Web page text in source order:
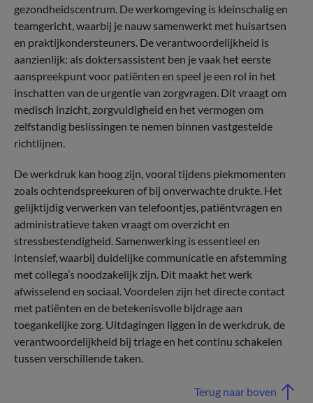
gezondheidscentrum. De werkomgeving is kleinschalig en
teamgericht, waarbij je nauw samenwerkt met huisartsen
en praktijkondersteuners. De verantwoordelijkheid is
aanzienlijk: als doktersassistent ben je vaak het eerste
aanspreekpunt voor patiënten en speel je een rol in het
inschatten van de urgentie van zorgvragen. Dit vraagt om
medisch inzicht, zorgvuldigheid en het vermogen om
zelfstandig beslissingen te nemen binnen vastgestelde
richtlijnen.
De werkdruk kan hoog zijn, vooral tijdens piekmomenten
zoals ochtendspreekuren of bij onverwachte drukte. Het
gelijktijdig verwerken van telefoontjes, patiëntvragen en
administratieve taken vraagt om overzicht en
stressbestendigheid. Samenwerking is essentieel en
intensief, waarbij duidelijke communicatie en afstemming
met collega’s noodzakelijk zijn. Dit maakt het werk
afwisselend en sociaal. Voordelen zijn het directe contact
met patiënten en de betekenisvolle bijdrage aan
toegankelijke zorg. Uitdagingen liggen in de werkdruk, de
verantwoordelijkheid bij triage en het continu schakelen
tussen verschillende taken.
Terug naar boven